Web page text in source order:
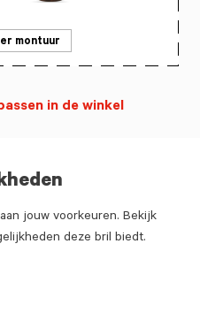
jouw voorkeuren. Bekijk
deze bril biedt.
montuur
in de winkel